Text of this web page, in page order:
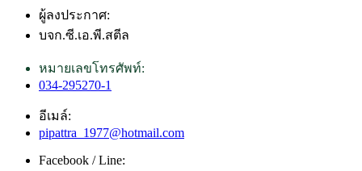
ผู้ลงประกาศ:
บจก.ซี.เอ.พี.สตีล
หมายเลขโทรศัพท์:
034-295270-1
อีเมล์:
pipattra_1977@hotmail.com
Facebook / Line: